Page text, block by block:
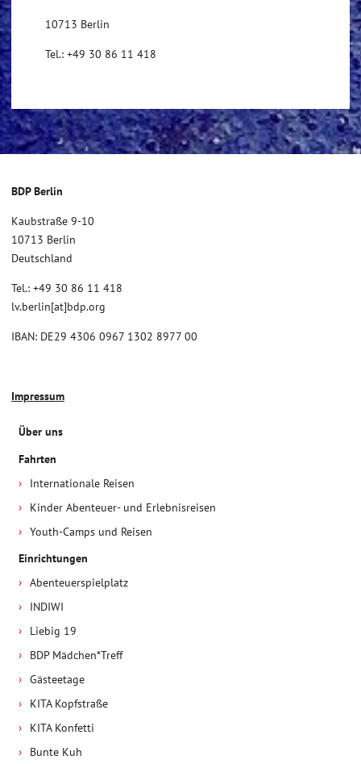
10713 Berlin
Tel.: +49 30 86 11 418
BDP Berlin
Kaubstraße 9-10
10713 Berlin
Deutschland
Tel.: +49 30 86 11 418
lv.berlin[at]bdp.org
IBAN: DE29 4306 0967 1302 8977 00
Impressum
Über uns
Fahrten
Internationale Reisen
Kinder Abenteuer- und Erlebnisreisen
Youth-Camps und Reisen
Einrichtungen
Abenteuerspielplatz
INDIWI
Liebig 19
BDP Mädchen*Treff
Gästeetage
KITA Kopfstraße
KITA Konfetti
Bunte Kuh